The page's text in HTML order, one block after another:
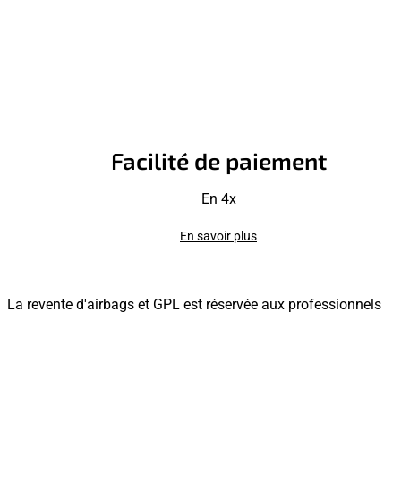
Facilité de paiement
En 4x
En savoir plus
La revente d'airbags et GPL est réservée aux professionnels